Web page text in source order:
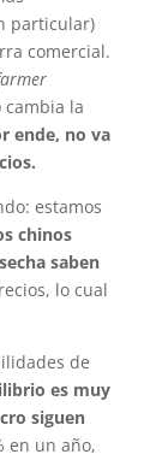
particular)
comercial.
la
ende, no va
estamos
chinos
saben
lo cual
de
es muy
siguen
en un año,